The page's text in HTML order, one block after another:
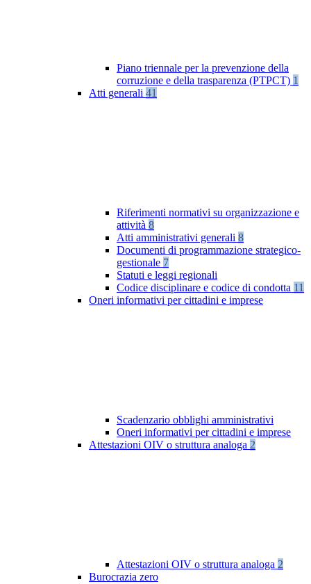
Piano triennale per la prevenzione della
corruzione e della trasparenza (PTPCT) 1
Atti generali 41
Riferimenti normativi su organizzazione e
attività 8
Atti amministrativi generali 8
Documenti di programmazione strategico-
gestionale 7
Statuti e leggi regionali
Codice disciplinare e codice di condotta 11
Oneri informativi per cittadini e imprese
Scadenzario obblighi amministrativi
Oneri informativi per cittadini e imprese
Attestazioni OIV o struttura analoga 2
Attestazioni OIV o struttura analoga 2
Burocrazia zero